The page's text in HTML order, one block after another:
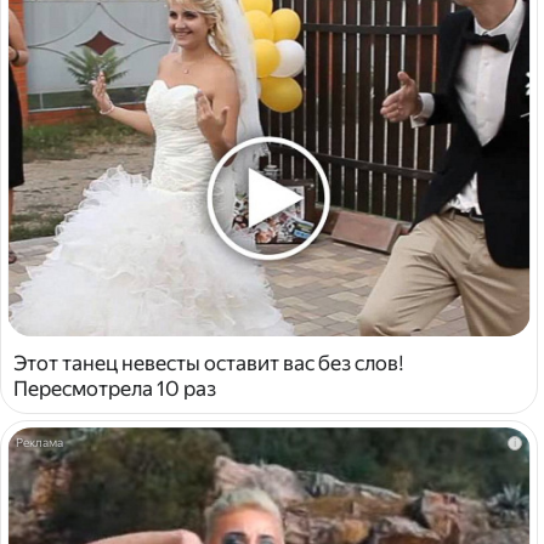
Этот танец невесты оставит вас без слов!
Пересмотрела 10 раз
i